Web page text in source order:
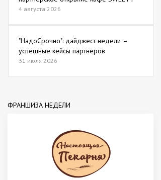
4 августа 2026
"НадоСрочно": дайджест недели –
успешные кейсы партнеров
31 июля 2026
ФРАНШИЗА НЕДЕЛИ